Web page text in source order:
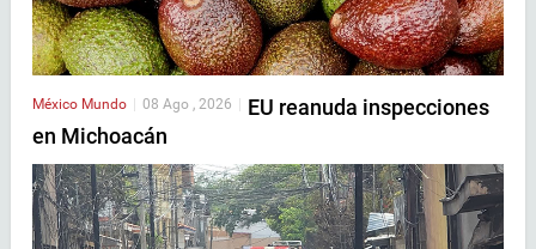
México Mundo 08 Ago , 2026
EU reanuda inspecciones
en Michoacán